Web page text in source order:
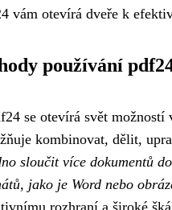
vám otevírá dveře k
používání
se otevírá svět
kombinovat, dělit,
sloučit více dokumentů
jako je Word nebo
rozhraní a široké